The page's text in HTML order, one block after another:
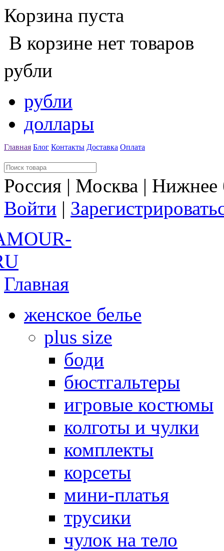
Корзина пуста
В корзине нет товаров
рубли
рубли
доллары
Главная Блог Контакты Доставка Оплата
Россия | Москва |
Войти |
Главная
женское белье
plus size
боди
бюстгальтеры
игровые костюмы
колготы и чулки
комплекты
корсеты
мини-платья
трусики
чулок на тело